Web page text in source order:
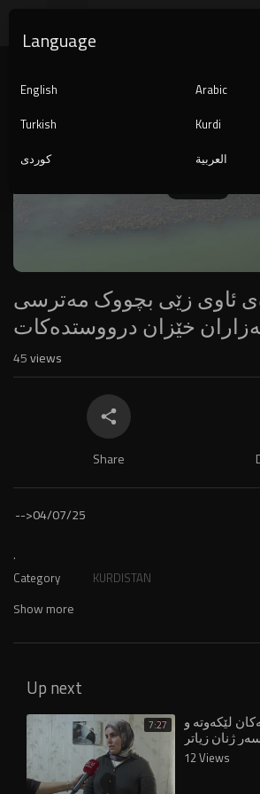
Player
ئاوی زێی بچووک مەترسی
خێزان درووستدەکات
45views
Share
-->04/07/25
.
Category KURDISTAN
Show more
Up next
7:27 لێکەوتە و
ژنان زیاتر
درووستکردووە
12 Views
Language
English
Arabic
Turkish
Kurdi
کوردی
العربية